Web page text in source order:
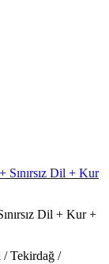
Dil + Kur +
/ Tekirdağ /